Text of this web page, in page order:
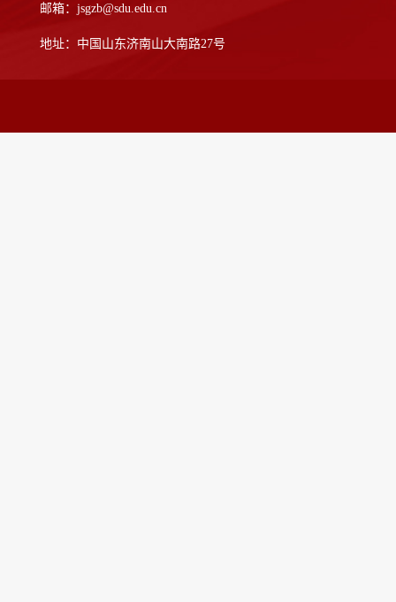
邮箱：jsgzb@sdu.edu.cn
地址：中国山东济南山大南路27号